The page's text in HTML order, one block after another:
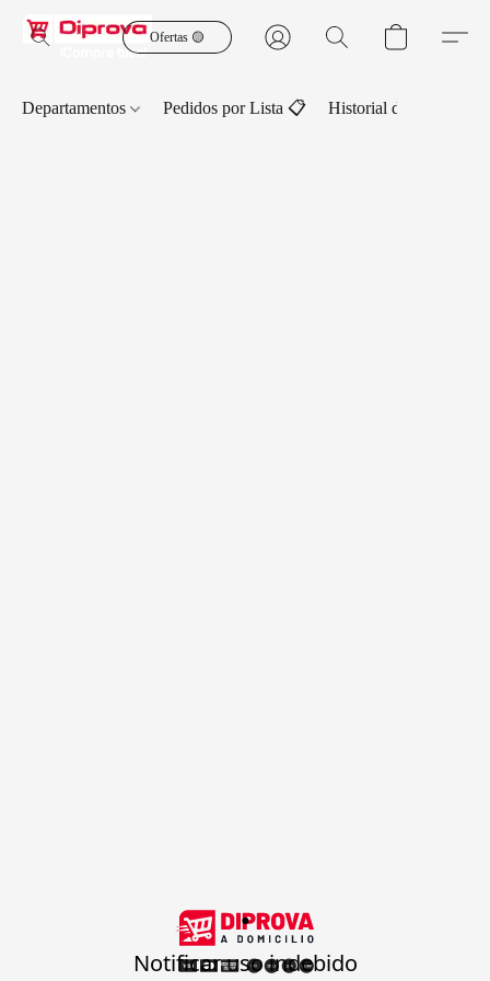
Ofertas 🟡
Departamentos Pedidos por Lista 📋 Historial de Pedidos
.
Notificar uso indebido